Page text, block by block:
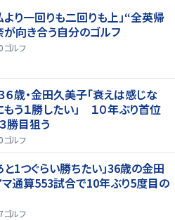
より一回りも二回りも上」“全英帰
向き合う自分のゴルフ
ゴルフ
６歳・金田久美子「衰えは感じな
もう１勝したい」 １０年ぶり首位
勝目狙う
ゴルフ
と1つぐらい勝ちたい」36歳の金田
通算553試合で10年ぶり5度目の
ゴルフ